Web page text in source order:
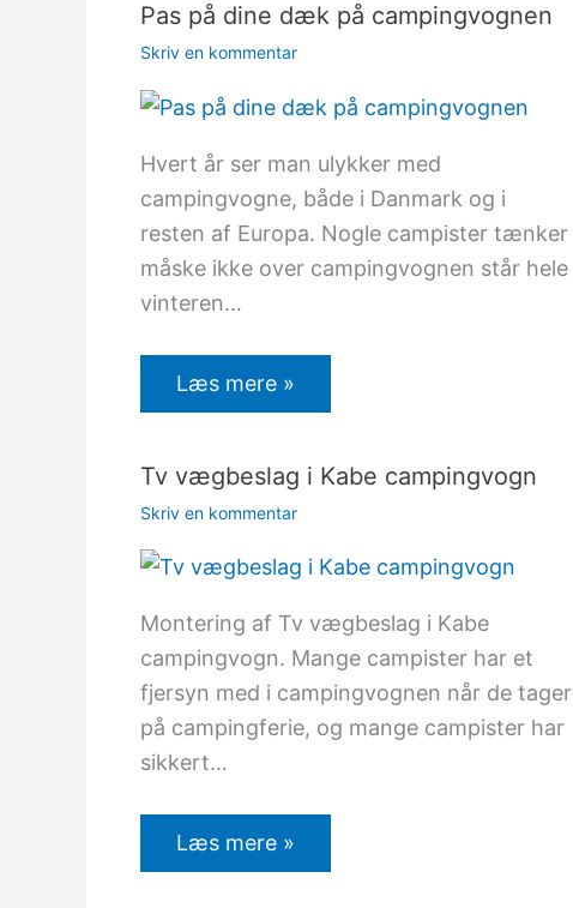
Pas på dine dæk på campingvognen
Skriv en kommentar
Hvert år ser man ulykker med
campingvogne, både i Danmark og i
resten af Europa. Nogle campister tænker
måske ikke over campingvognen står hele
vinteren…
Læs mere »
Tv vægbeslag i Kabe campingvogn
Skriv en kommentar
Montering af Tv vægbeslag i Kabe
campingvogn. Mange campister har et
fjersyn med i campingvognen når de tager
på campingferie, og mange campister har
sikkert…
Læs mere »